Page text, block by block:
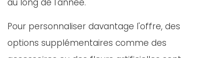
au long de l'année.
Pour personnaliser davantage l'offre, des
options supplémentaires comme des